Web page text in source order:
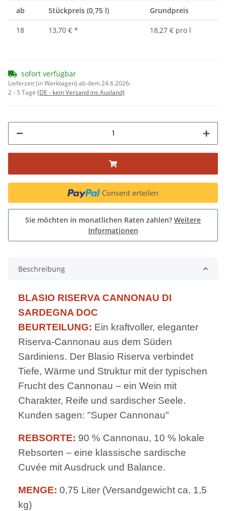
ab Stückpreis (0,75 l) Grundpreis
18 13,70 € * 18,27 € pro l
sofort verfügbar
Lieferzeit (in Werktagen) ab dem 24.6.2026:
2 - 5 Tage (DE - kein Versand ins Ausland)
Consent erteilen
Sie möchten in monatlichen Raten zahlen? Weitere
Informationen
Beschreibung
BLASIO RISERVA CANNONAU DI
SARDEGNA DOC
BEURTEILUNG: Ein kraftvoller, eleganter
Riserva-Cannonau aus dem Süden
Sardiniens. Der Blasio Riserva verbindet
Tiefe, Wärme und Struktur mit der typischen
Frucht des Cannonau – ein Wein mit
Charakter, Reife und sardischer Seele.
Kunden sagen: "Super Cannonau"
REBSORTE: 90 % Cannonau, 10 % lokale
Rebsorten – eine klassische sardische
Cuvée mit Ausdruck und Balance.
MENGE: 0,75 Liter (Versandgewicht ca. 1,5
kg)